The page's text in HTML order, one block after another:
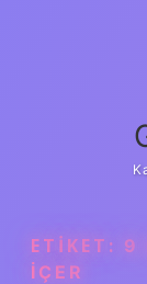
ETIKET: 9
IÇER